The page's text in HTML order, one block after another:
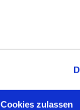
Cookies zulassen